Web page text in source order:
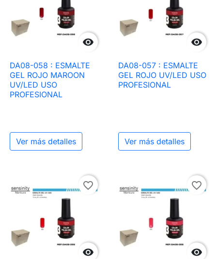

DA08-058 : ESMALTE
GEL ROJO MAROON
UV/LED USO
PROFESIONAL
Ver más detalles

DA08-057 : ESMALTE
GEL ROJO UV/LED USO
PROFESIONAL
Ver más detalles

favorite_border

favorite_border